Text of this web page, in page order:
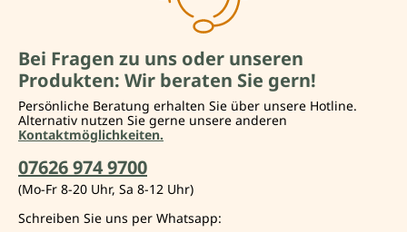
Bei Fragen zu uns oder unseren
Produkten: Wir beraten Sie gern!
Persönliche Beratung erhalten Sie über unsere Hotline.
Alternativ nutzen Sie gerne unsere anderen
Kontaktmöglichkeiten.
07626 974 9700
(Mo-Fr 8-20 Uhr, Sa 8-12 Uhr)
Schreiben Sie uns per Whatsapp: